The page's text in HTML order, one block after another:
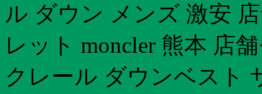
ル ダウン メンズ 激安
レット moncler 熊本 店
クレール ダウンベスト